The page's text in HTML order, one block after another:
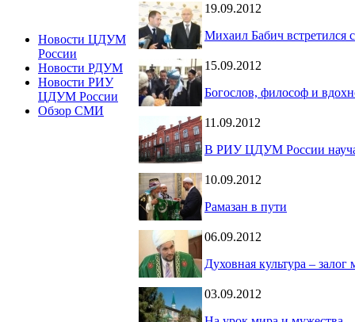
Новости ЦДУМ
России
Новости РДУМ
Новости РИУ
ЦДУМ России
Обзор СМИ
19.09.2012
Михаил Бабич встретился
15.09.2012
Богослов, философ и
11.09.2012
В РИУ ЦДУМ России
10.09.2012
Рамазан в пути
06.09.2012
Духовная культура –
03.09.2012